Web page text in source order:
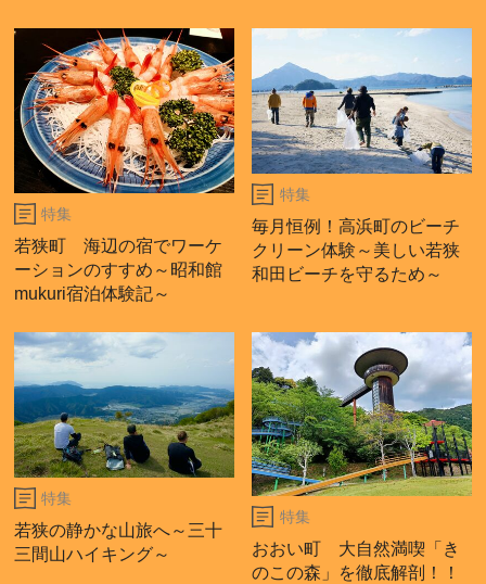
特集
若狭町 海辺の宿でワーケ
ーションのすすめ～昭和館
mukuri宿泊体験記～
特集
毎月恒例！高浜町のビーチ
クリーン体験～美しい若狭
和田ビーチを守るため～
特集
若狭の静かな山旅へ～三十
三間山ハイキング～
特集
おおい町 大自然満喫「き
のこの森」を徹底解剖！！